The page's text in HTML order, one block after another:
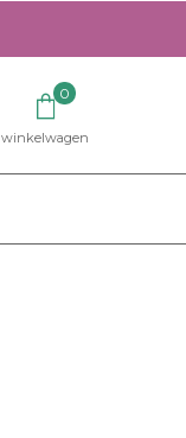
winkelwagen
0